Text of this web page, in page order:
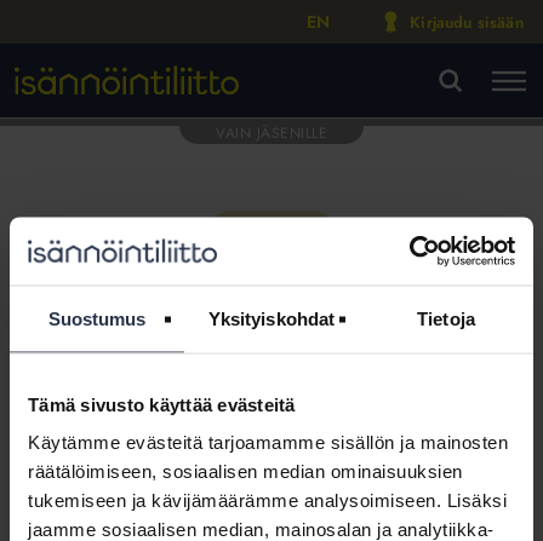
Suostumus Yksityiskohdat Tietoja
Tämä sivusto käyttää evästeitä
Käytämme evästeitä tarjoamamme sisällön ja mainosten
räätälöimiseen, sosiaalisen median ominaisuuksien
tukemiseen ja kävijämäärämme analysoimiseen. Lisäksi
jaamme sosiaalisen median, mainosalan ja analytiikka-
EN Kirjaudu sisään
Tämä osio on rajattu
Isännöintiliiton jäsenyritysten
henkilökunnalle